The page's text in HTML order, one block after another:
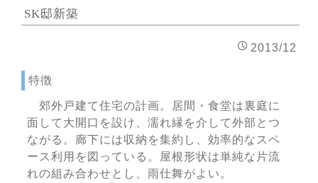
SK邸新築
2013/12
特徴
郊外戸建て住宅の計画。居間・食堂は裏庭に
面して大開口を設け、濡れ縁を介して外部とつ
ながる。廊下には収納を集約し、効率的なスペ
ース利用を図っている。屋根形状は単純な片流
れの組み合わせとし、雨仕舞がよい。